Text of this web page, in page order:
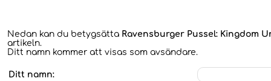
Nedan kan du betygsätta Ravensburger Pussel: Kingdom
artikeln.
Ditt namn kommer att visas som avsändare.
Ditt namn: